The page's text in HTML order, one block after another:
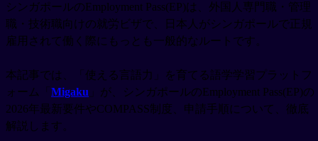
シンガポールのEmployment Pass(EP)は、外国人専門職・管理
職・技術職向けの就労ビザで、日本人がシンガポールで正規
雇用されて働く際にもっとも一般的なルートです。
本記事では、「使える言語力」を育てる語学学習プラットフ
ォーム「 Migaku 」が、シンガポールのEmployment Pass(EP)の
2026年最新要件やCOMPASS制度、申請手順について、徹底
解説します。